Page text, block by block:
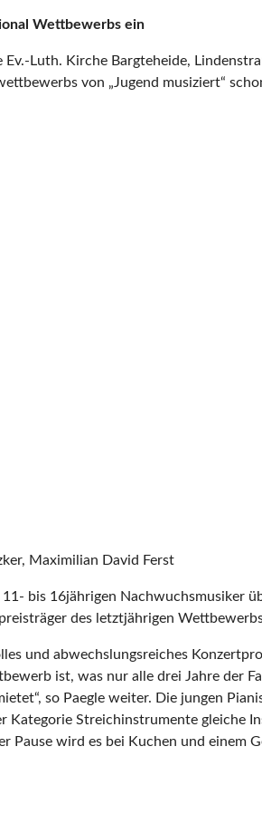
Wettbewerbs ein
Luth. Kirche Bargteheide,
von „Jugend musiziert“
Maximilian David Ferst
bis 16jährigen Nachwuchsmusiker
des letztjährigen
und abwechslungsreiches
ist, was nur alle drei Jahre der
so Paegle weiter. Die jungen
Streichinstrumente gleiche
Pause wird es bei Kuchen und